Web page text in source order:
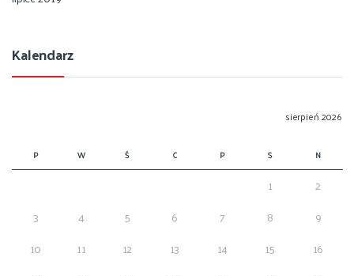
Kalendarz
sierpień 2026
P W Ś C P S N
1
2
3
4 5 6 7 8
9
10
11 12 13 14 15
16